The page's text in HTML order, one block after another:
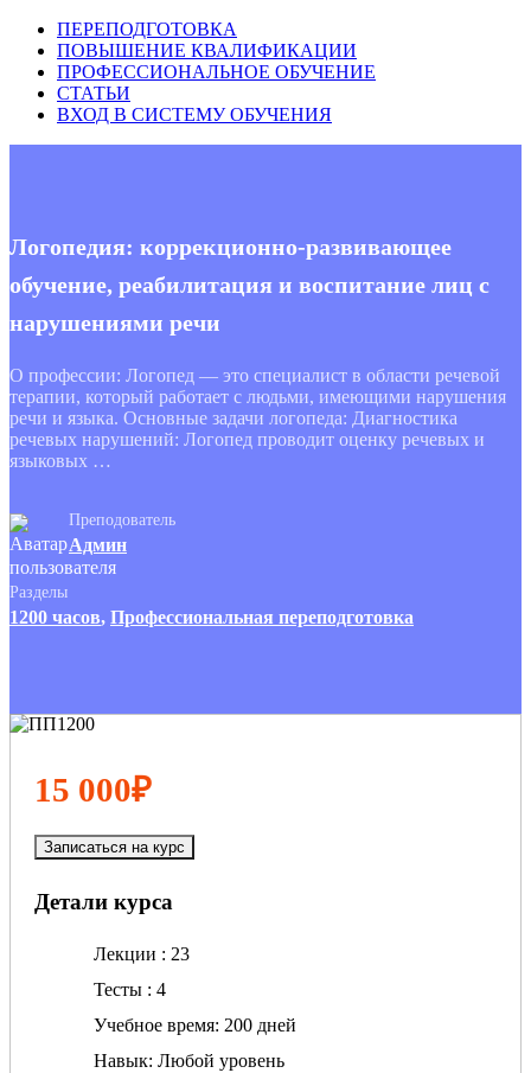
ПЕРЕПОДГОТОВКА
ПОВЫШЕНИЕ КВАЛИФИКАЦИИ
ПРОФЕССИОНАЛЬНОЕ ОБУЧЕНИЕ
СТАТЬИ
ВХОД В СИСТЕМУ ОБУЧЕНИЯ
Логопедия: коррекционно-развивающее
обучение, реабилитация и воспитание лиц с
нарушениями речи
О профессии: Логопед — это специалист в области речевой
терапии, который работает с людьми, имеющими нарушения
речи и языка. Основные задачи логопеда: Диагностика
речевых нарушений: Логопед проводит оценку речевых и
языковых …
Преподователь
Админ
Разделы
1200 часов, Профессиональная переподготовка
15 000₽
Записаться на курс
Детали курса
Лекции
23
Тесты
4
Учебное время 200 дней
Навык Любой уровень